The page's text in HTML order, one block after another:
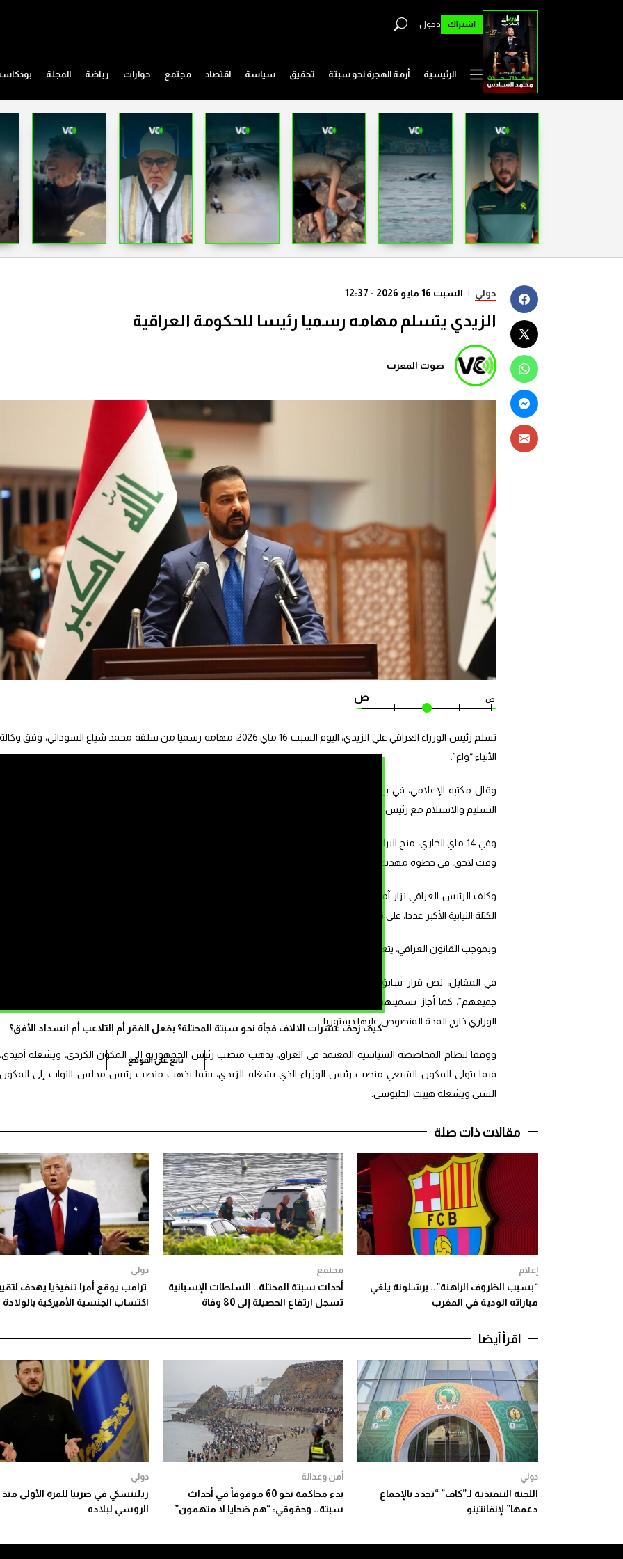
اشتراك دخول
الرئيسية أزمة الهجرة نحو سبتة تحقيق سياسة اقتصاد مجتمع حوارات رياضة المجلة
كيف زحف عشرات الالاف فجأة نحو سبتة المحتلة؟ بفعل الفقر أم التلاعب أم انسداد الأفق؟
تابع على الموقع
دولي | السبت 16 مايو 2026 - 12:37
الزيدي يتسلم مهامه رسميا رئيسا للحكومة العراقية
صوت المغرب
ص ص
تسلم رئيس الوزراء العراقي علي الزيدي، اليوم السبت 16 ماي 2026، مهامه رسميا من سلفه محمد شياع السوداني، وفق وكالة
الأنباء “واع”.
وقال مكتبه الإعلامي، في بيان، إن الزيدي “تسلم مهامه رسميا، رئيسا للحكومة وقائدا عاما للقوات المسلحة، خلال مراسم
التسليم والاستلام مع رئيس الوزراء السابق محمد شياع السوداني”.
وقت لاحق، في خطوة مهدت لبدء الحكومة الجديدة مهامها رسميا.
الكتلة النيابية الأكبر عددا، على ترشيحه لرئاسة الوزراء.
وبموجب القانون العراقي، يتعين على رئيس الوزراء المكلف تسمية أعضاء حكومته خلال مدة لا تتجاوز 30 يوما من تاريخ التكليف.
في المقابل، نص قرار سابق للمحكمة الاتحادية العليا في العراق على أنه “لا وجوب على رئيس الوزراء تسمية أعضاء وزارته
جميعهم”، كما أجاز تسميتهم أصالة أو وكالة وعلى دفعات، مع منح مجلس النواب صلاحية الموافقة على الوزراء والمنهاج
الوزاري خارج المدة المنصوص عليها دستوريا.
ووفقا لنظام المحاصصة السياسية المعتمد في العراق، يذهب منصب رئيس الجمهورية إلى المكون الكردي، ويشغله آميدي،
فيما يتولى المكون الشيعي منصب رئيس الوزراء الذي يشغله الزيدي، بينما يذهب منصب رئيس مجلس النواب إلى المكون
السني ويشغله هيبت الحلبوسي.
مقالات ذات صلة
إعلام
“بسبب الظروف الراهنة”.. برشلونة يلغي
مباراته الودية في المغرب
مجتمع
أحداث سبتة المحتلة.. السلطات الإسبانية
تسجل ارتفاع الحصيلة إلى 80 وفاة
دولي
ترامب يوقع أمرا تنفيذيا يهدف
اكتساب الجنسية الأميركية بالولادة
اقرأ أيضا
دولي
اللجنة التنفيذية لـ”كاف” “تجدد بالإجماع
دعمها” لإنفانتينو
أمن وعدالة
بدء محاكمة نحو 60 موقوفاً في أحداث
سبتة.. وحقوقي: “هم ضحايا لا متهمون”
دولي
زيلينسكي في صربيا للمرة الأولى منذ
الروسي لبلاده